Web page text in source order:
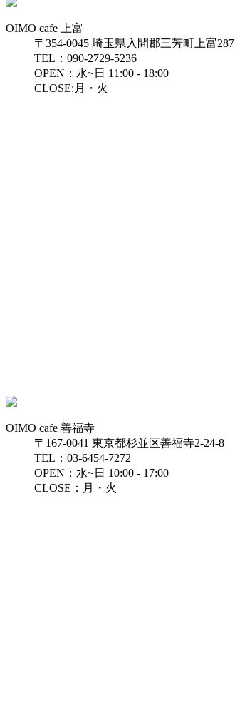
OIMO cafe 上富
〒354-0045 埼玉県入間郡三芳町上富287
TEL：090-2729-5236
OPEN：水~日 11:00 - 18:00
CLOSE:月・火
OIMO cafe 善福寺
〒167-0041 東京都杉並区善福寺2-24-8
TEL：03-6454-7272
OPEN：水~日 10:00 - 17:00
CLOSE：月・火